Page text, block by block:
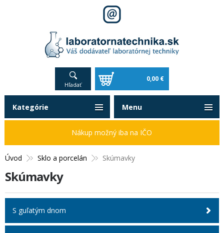
Hľadať
0,00 €
Úvod Sklo a porcelán Skúmavky
Skúmavky
S guľatým dnom
Kategórie
Nákup možný iba na IČO
Menu